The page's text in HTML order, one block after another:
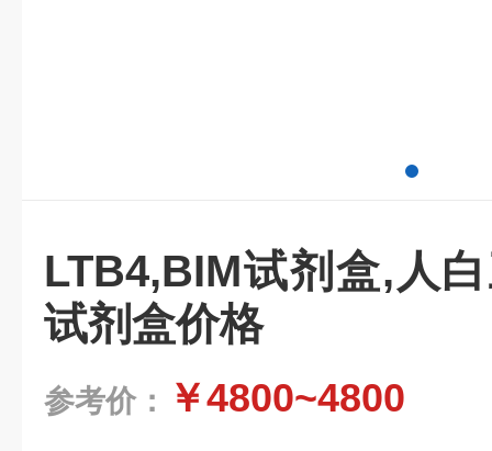
LTB4,BIM试剂盒,人
试剂盒价格
参考价： ￥4800~4800